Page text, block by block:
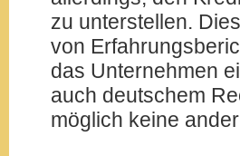
zu unterstellen.
von
das Unternehmen
auch deutschem
möglich keine